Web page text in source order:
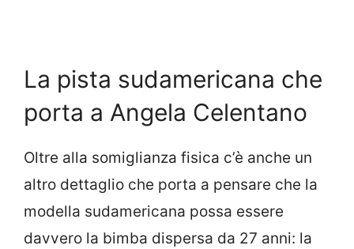
La pista sudamericana che
porta a Angela Celentano
Oltre alla somiglianza fisica c’è anche un
altro dettaglio che porta a pensare che la
modella sudamericana possa essere
davvero la bimba dispersa da 27 anni: la